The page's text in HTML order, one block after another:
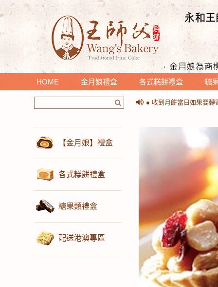
HOME 金月娘禮盒 各式糕餅禮盒 糖
＊提醒您收到月餅時，
● 收到月餅當日如果要轉
● 收到月餅當日如果要
【金月娘】禮盒
各式糕餅禮盒
糖果類禮盒
配送港澳專區